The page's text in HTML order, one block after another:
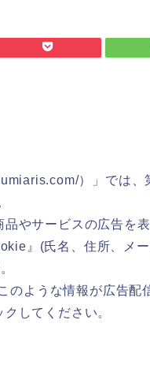
）」では、
やサービスの広告を
』(氏名、住所、メ
のような情報が広告配
クしてください。